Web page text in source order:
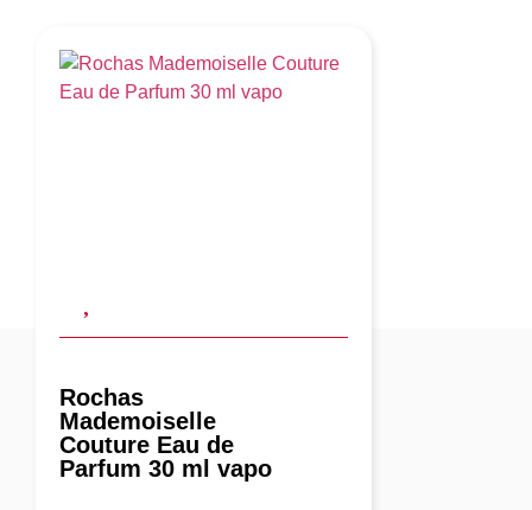
Rochas
Mademoiselle
Couture Eau de
Parfum 30 ml vapo